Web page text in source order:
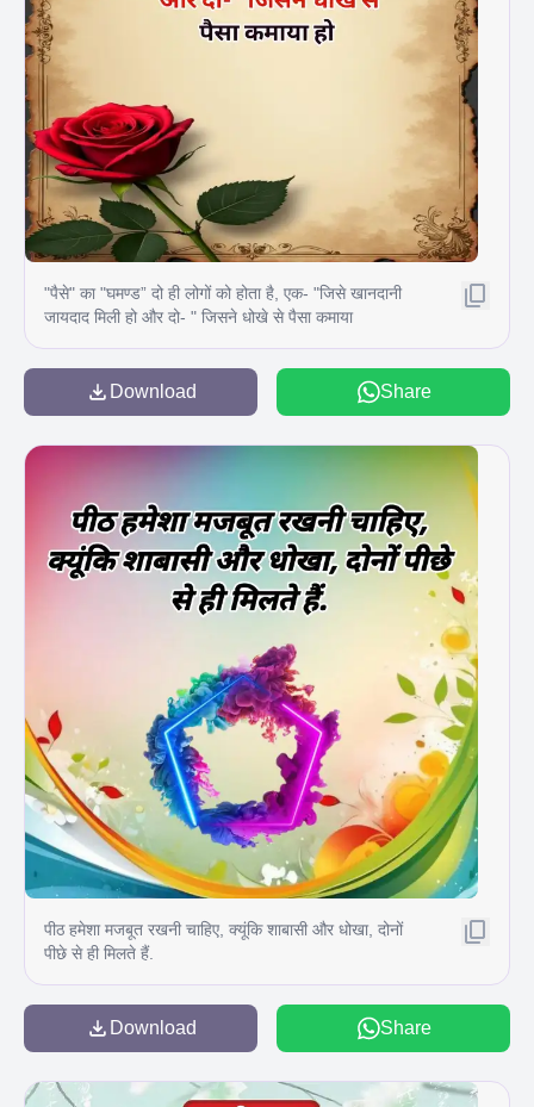
"पैसे" का "घमण्ड” दो ही लोगों को होता है, एक- "जिसे खानदानी
जायदाद मिली हो और दो- " जिसने धोखे से पैसा कमाया
Download Share
पीठ हमेशा मजबूत रखनी चाहिए, क्यूंकि शाबासी और धोखा, दोनों
पीछे से ही मिलते हैं.
Download Share